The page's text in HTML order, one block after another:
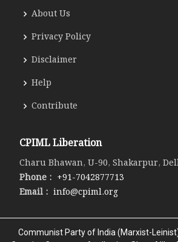
About Us
Privacy Policy
Disclaimer
Help
Contribute
CPIML Liberation
Charu Bhawan, U-90, Shakarpur,
Phone : +91-7042877713
Email : info@cpiml.org
Communist Party of India (Marxist-